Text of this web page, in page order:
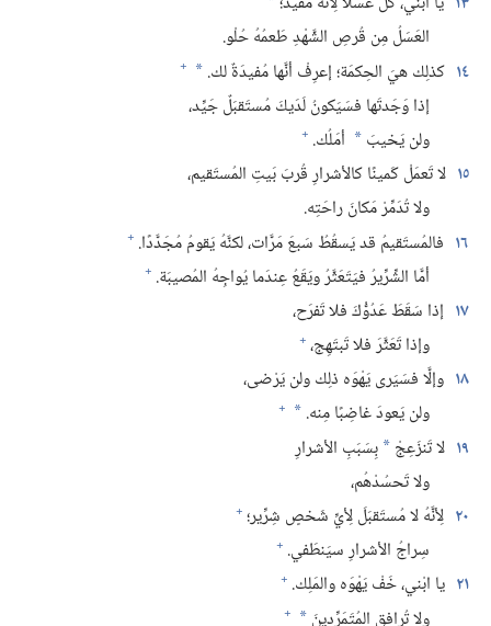
العَسَلُ مِن قُرصِ الشَّهْدِ طَعمُهُ حُلْو.‏
١٤ كذلِك هيَ الحِكمَة؛‏ إعرِفْ أنَّها مُفيدَةٌ لك.‏ *
+
إذا وَجَدتَها فسَيَكونُ لَدَيكَ مُستَقبَلٌ جَيِّد،‏
ولن يَخيبَ * أمَلُك.‏ +
١٥ لا تَعمَلْ كَمينًا كالأشرارِ قُربَ بَيتِ المُستَقيم،‏
ولا تُدَمِّرْ مَكانَ راحَتِه.‏
١٦ فالمُستَقيمُ قد يَسقُطُ سَبعَ مَرَّات،‏ لكنَّهُ يَقومُ مُجَدَّدًا.‏ +
أمَّا الشِّرِّيرُ فيَتَعَثَّرُ ويَقَعُ عِندَما يُواجِهُ المُصيبَة.‏ +
١٧ إذا سَقَطَ عَدُوُّكَ فلا تَفرَح،‏
وإذا تَعَثَّرَ فلا تَبتَهِج،‏ +
١٨ وإلَّا فسَيَرى يَهْوَه ذلِك ولن يَرْضى،‏
ولن يَعودَ غاضِبًا مِنه.‏ *
+
١٩ لا تَنزَعِجْ * بِسَبَبِ الأشرارِ
ولا تَحسُدْهُم،‏
٢٠ لِأنَّهُ لا مُستَقبَلَ لِأيِّ شَخصٍ شِرِّير؛‏ +
سِراجُ الأشرارِ سيَنطَفي.‏ +
٢١ يا ابْني،‏ خَفْ يَهْوَه والمَلِك.‏ +
ولا تُرافِقِ المُتَمَرِّدينَ *
+